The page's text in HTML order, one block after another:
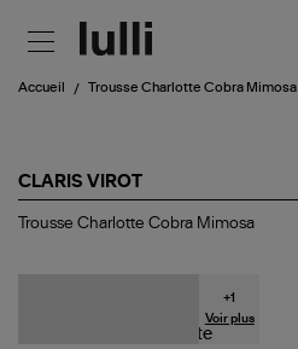
Accueil Trousse Charlotte Cobra Mimosa
CLARIS VIROT
Trousse
Trousse Charlotte Cobra Mimosa
+1
Voir plus